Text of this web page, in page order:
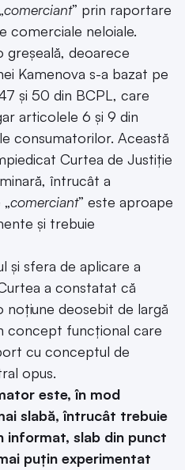
comerciant” prin raportare
comerciale neloiale.
greșeală, deoarece
Kamenova s-a bazat pe
și 50 din BCPL, care
articolele 6 și 9 din
consumatorilor. Această
Curtea de Justiție
întrucât a
comerciant” este aproape
și trebuie
și sfera de aplicare a
a constatat că
noțiune deosebit de largă
concept funcțional care
cu conceptul de
opus.
este, în mod
slabă, întrucât trebuie
informat, slab din punct
puțin experimentat